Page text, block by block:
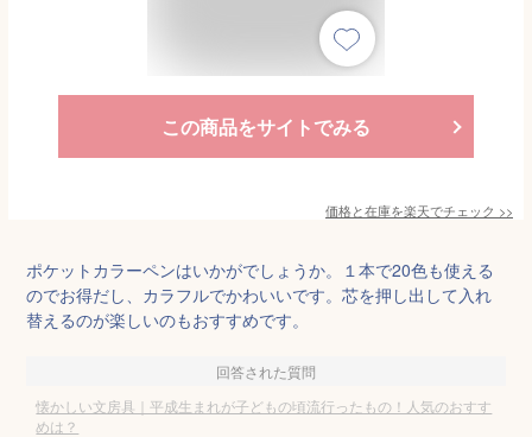
この商品をサイトでみる
価格と在庫を楽天でチェック >>
ポケットカラーペンはいかがでしょうか。１本で20色も使える
のでお得だし、カラフルでかわいいです。芯を押し出して入れ
替えるのが楽しいのもおすすめです。
回答された質問
懐かしい文房具｜平成生まれが子どもの頃流行ったもの！人気のおすす
めは？